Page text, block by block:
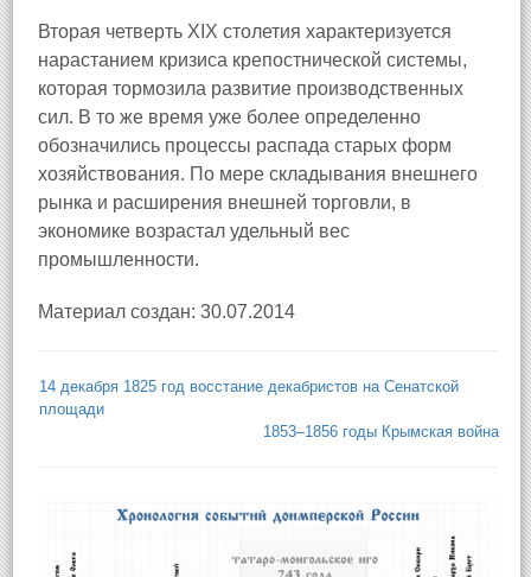
Вторая четверть XIX столетия характеризуется
нарастанием кризиса крепостнической системы,
которая тормозила развитие производственных
сил. В то же время уже более определенно
обозначились процессы распада старых форм
хозяйствования. По мере складывания внешнего
рынка и расширения внешней торговли, в
экономике возрастал удельный вес
промышленности.
Материал создан: 30.07.2014
14 декабря 1825 год восстание декабристов на Сенатской
площади
1853–1856 годы Крымская война